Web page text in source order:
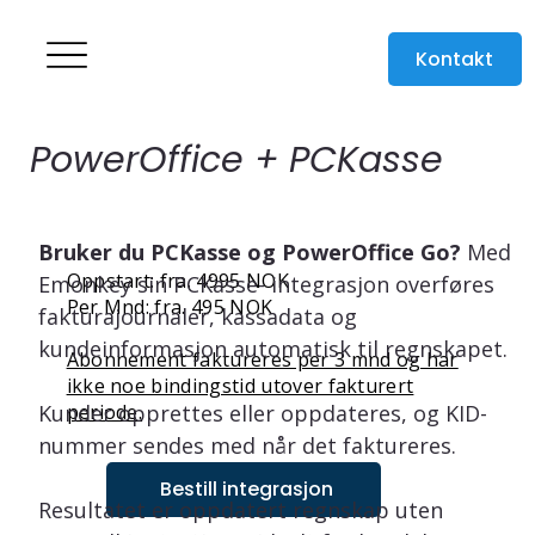
Kontakt
Oppstart: fra. 4995 NOK
Per Mnd: fra. 495 NOK
Abonnement faktureres per 3 mnd og har
ikke noe bindingstid utover fakturert
periode.
Bestill integrasjon
PowerOffice + PCKasse
Bruker du PCKasse og PowerOffice Go? Med
Emonkey sin PCKasse- integrasjon overføres
fakturajournaler, kassadata og
kundeinformasjon automatisk til regnskapet.
Kunder opprettes eller oppdateres, og KID-
nummer sendes med når det faktureres.
Resultatet er oppdatert regnskap uten